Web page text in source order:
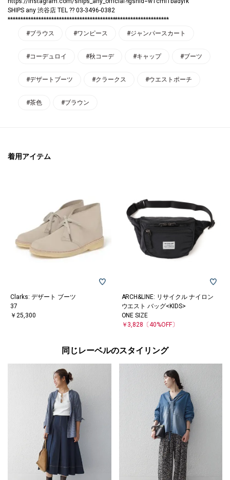
SHIPS any 渋谷店 TEL ?? 03-3496-0382
***************************************************************
#ブラウス
#ワンピース #ジャンパースカート
#コーデュロイ #秋コーデ #キャップ #ブーツ
#デザートブーツ #クラークス #ウエストポーチ
#茶色 #ブラウン
着用アイテム
Clarks: デザート ブーツ
37
￥25,300
ARCH&LINE: リサイクル ナイロン
ウエスト バッグ<KIDS>
ONE SIZE
￥3,828 〔40%OFF〕
同じレーベルのスタイリング